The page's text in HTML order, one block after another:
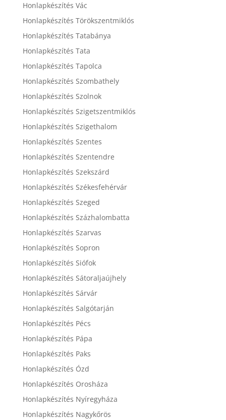
Honlapkészítés Vác
Honlapkészítés Törökszentmiklós
Honlapkészítés Tatabánya
Honlapkészítés Tata
Honlapkészítés Tapolca
Honlapkészítés Szombathely
Honlapkészítés Szolnok
Honlapkészítés Szigetszentmiklós
Honlapkészítés Szigethalom
Honlapkészítés Szentes
Honlapkészítés Szentendre
Honlapkészítés Szekszárd
Honlapkészítés Székesfehérvár
Honlapkészítés Szeged
Honlapkészítés Százhalombatta
Honlapkészítés Szarvas
Honlapkészítés Sopron
Honlapkészítés Siófok
Honlapkészítés Sátoraljaújhely
Honlapkészítés Sárvár
Honlapkészítés Salgótarján
Honlapkészítés Pécs
Honlapkészítés Pápa
Honlapkészítés Paks
Honlapkészítés Ózd
Honlapkészítés Orosháza
Honlapkészítés Nyíregyháza
Honlapkészítés Nagykőrös